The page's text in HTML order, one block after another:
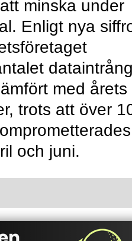
minska under
Enligt nya
med årets
trots att över
och juni.